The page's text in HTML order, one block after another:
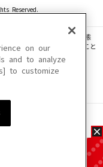
Reserved.
動画・音声等を、手段や形態
転載、ファイル化などすること
場合があります。
合があります。
on our
and to analyze
to customize